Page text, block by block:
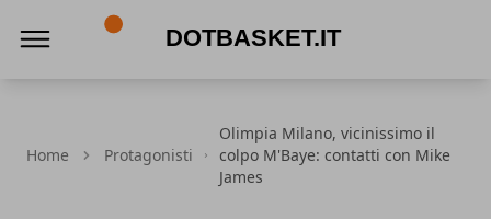
Home Protagonisti
Olimpia Milano, vicinissimo il
colpo M'Baye: contatti con Mike
James